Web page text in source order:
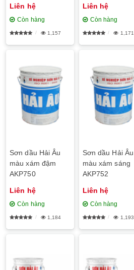
Liên hệ
Còn hàng
1,157
Liên hệ
Còn hàng
1,171
Sơn dầu Hải Âu
màu xám đậm
AKP750
Liên hệ
Còn hàng
1,184
Sơn dầu Hải Âu
màu xám sáng
AKP752
Liên hệ
Còn hàng
1,193